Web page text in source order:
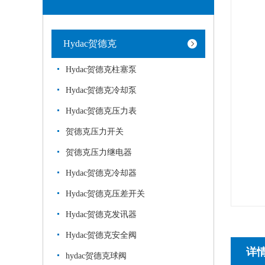
Hydac贺德克
Hydac贺德克柱塞泵
Hydac贺德克冷却泵
Hydac贺德克压力表
贺德克压力开关
贺德克压力继电器
Hydac贺德克冷却器
Hydac贺德克压差开关
Hydac贺德克发讯器
Hydac贺德克安全阀
hydac贺德克球阀 详